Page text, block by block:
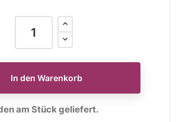
In den Warenkorb
am Stück geliefert.